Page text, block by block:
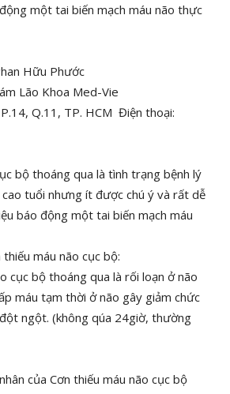
một tai biến mạch máu não thực
Hữu Phước
Lão Khoa Med-Vie
Q.11, TP. HCM Điện thoại:
bộ thoáng qua là tình trạng bệnh lý
tuổi nhưng ít được chú ý và rất dễ
báo động một tai biến mạch máu
máu não cục bộ:
cục bộ thoáng qua là rối loạn ở não
máu tạm thời ở não gây giảm chức
ngột. (không qúa 24giờ, thường
của Cơn thiếu máu não cục bộ